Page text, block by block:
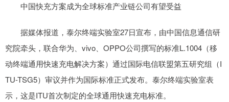
中国快充方案成为全球标准产业链公司有望受益
据媒体报道，泰尔终端实验室27日宣布，由中国信息通信研
究院牵头，联合华为、vivo、OPPO公司撰写的标准L.1004（移
动终端通用快速充电解决方案）通过国际电信联盟第五研究组（I
TU-TSG5）审议并作为国际标准正式发布。泰尔终端实验室表
示，这是ITU首次制定的全球通用快速充电标准。